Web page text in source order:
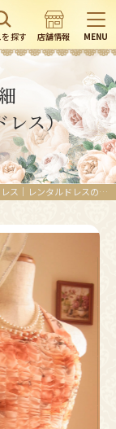
を探す 店舗情報 MENU
レス）
[アルミーナドレス]フェアードサーモンのローズドレス｜レンタルドレスのクレアローズ東京